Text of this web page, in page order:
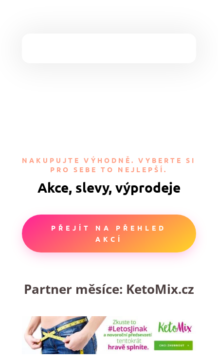
NAKUPUJTE VÝHODNĚ. VYBERTE SI
PRO SEBE TO NEJLEPŠÍ.
Akce, slevy, výprodeje
PŘEJÍT NA PŘEHLED
AKCÍ
Partner měsíce: KetoMix.cz